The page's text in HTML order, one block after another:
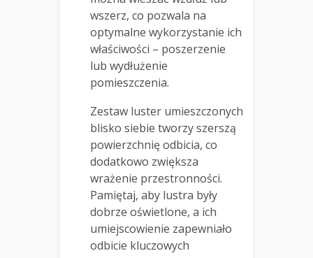
wszerz, co pozwala na
optymalne wykorzystanie ich
właściwości – poszerzenie
lub wydłużenie
pomieszczenia.
Zestaw luster umieszczonych
blisko siebie tworzy szerszą
powierzchnię odbicia, co
dodatkowo zwiększa
wrażenie przestronności.
Pamiętaj, aby lustra były
dobrze oświetlone, a ich
umiejscowienie zapewniało
odbicie kluczowych